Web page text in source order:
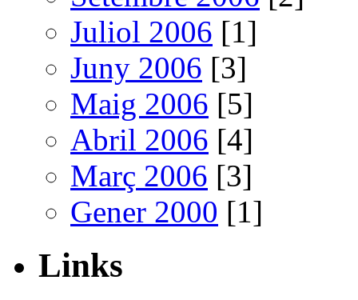
Juliol 2006 [1]
Juny 2006 [3]
Maig 2006 [5]
Abril 2006 [4]
Març 2006 [3]
Gener 2000 [1]
Links